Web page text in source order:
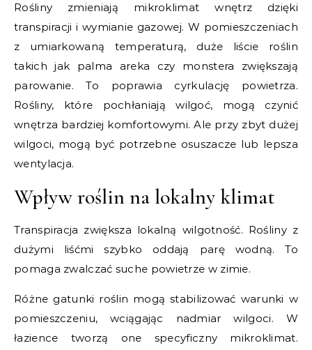
Rośliny zmieniają mikroklimat wnętrz dzięki
transpiracji i wymianie gazowej. W pomieszczeniach
z umiarkowaną temperaturą, duże liście roślin
takich jak palma areka czy monstera zwiększają
parowanie. To poprawia cyrkulację powietrza.
Rośliny, które pochłaniają wilgoć, mogą czynić
wnętrza bardziej komfortowymi. Ale przy zbyt dużej
wilgoci, mogą być potrzebne osuszacze lub lepsza
wentylacja.
Wpływ roślin na lokalny klimat
Transpiracja zwiększa lokalną wilgotność. Rośliny z
dużymi liśćmi szybko oddają parę wodną. To
pomaga zwalczać suche powietrze w zimie.
Różne gatunki roślin mogą stabilizować warunki w
pomieszczeniu, wciągając nadmiar wilgoci. W
łazience tworzą one specyficzny mikroklimat.